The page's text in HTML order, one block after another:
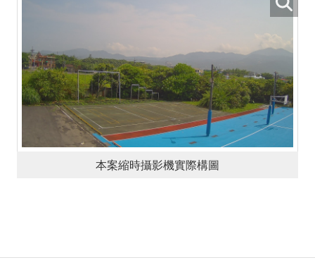
本案縮時攝影機實際構圖